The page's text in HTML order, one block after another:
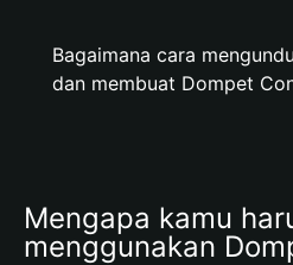
Bagaimana cara
dan membuat Dompet
Mengapa kamu
menggunakan